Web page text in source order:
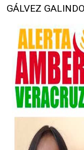
GÁLVEZ